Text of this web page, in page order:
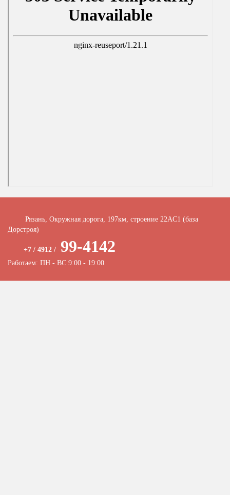
Рязань, Окружная дорога, 197км, строение 22АC1 (база
Дорстроя)
+7 / 4912 / 99-4142
Работаем: ПН - ВС 9:00 - 19:00